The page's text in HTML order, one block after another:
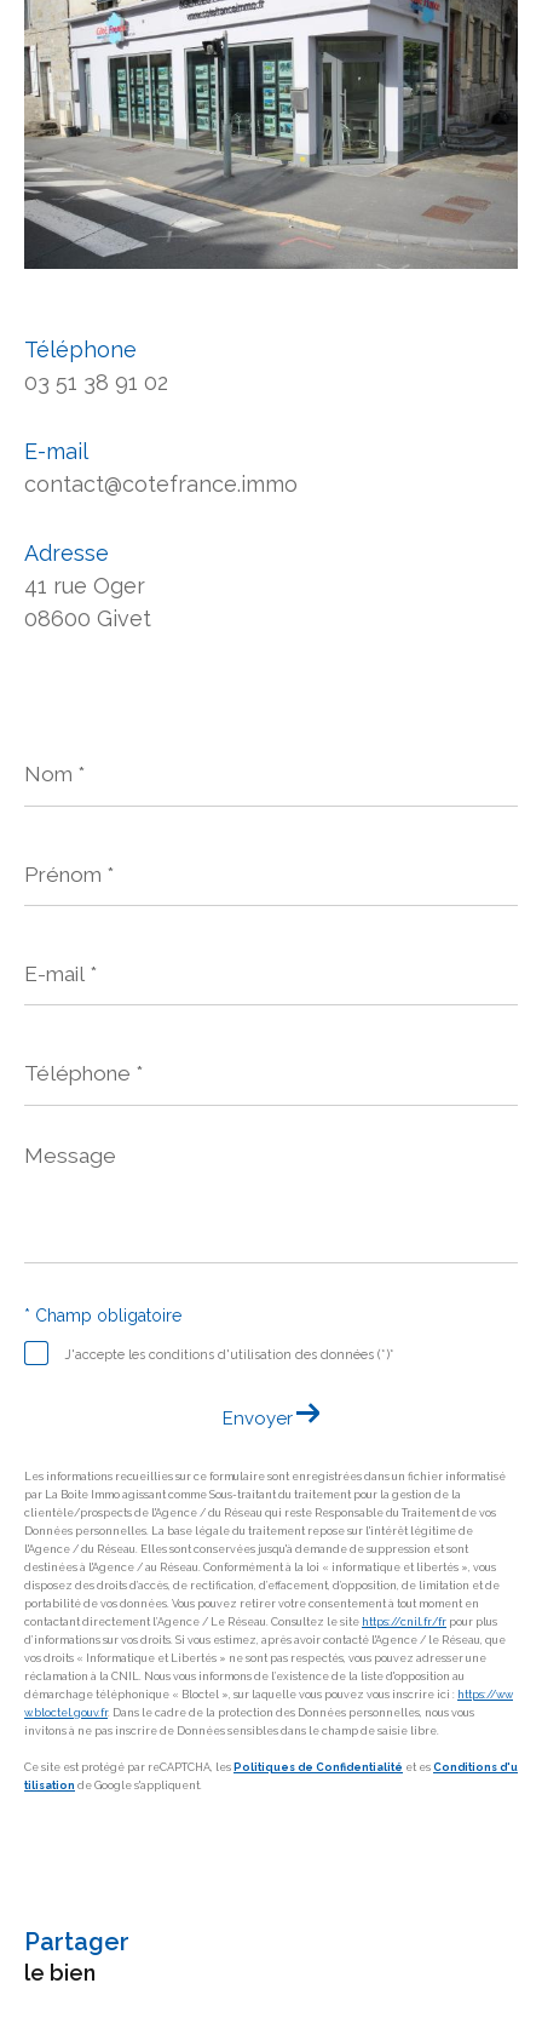
Téléphone
03 51 38 91 02
E-mail
contact@cotefrance.immo
Adresse
41 rue Oger
08600 Givet
*
*
mail
*
Message
*
J'accepte les conditions d'utilisation des données (*)*
* Champ obligatoire
Envoyer
Les informations recueillies sur ce formulaire sont enregistrées dans un fichier informatisé
par La Boite Immo agissant comme Sous-traitant du traitement pour la gestion de la
clientèle/prospects de l'Agence / du Réseau qui reste Responsable du Traitement de vos
Données personnelles. La base légale du traitement repose sur l'intérêt légitime de
l'Agence / du Réseau. Elles sont conservées jusqu'à demande de suppression et sont
destinées à l'Agence / au Réseau. Conformément à la loi « informatique et libertés », vous
disposez des droits d’accès, de rectification, d’effacement, d’opposition, de limitation et de
portabilité de vos données. Vous pouvez retirer votre consentement à tout moment en
contactant directement l’Agence / Le Réseau. Consultez le site https://cnil.fr/fr pour plus
d’informations sur vos droits. Si vous estimez, après avoir contacté l'Agence / le Réseau, que
vos droits « Informatique et Libertés » ne sont pas respectés, vous pouvez adresser une
réclamation à la CNIL. Nous vous informons de l’existence de la liste d'opposition au
démarchage téléphonique « Bloctel », sur laquelle vous pouvez vous inscrire ici : https://ww
w.bloctel.gouv.fr. Dans le cadre de la protection des Données personnelles, nous vous
invitons à ne pas inscrire de Données sensibles dans le champ de saisie libre.
Ce site est protégé par reCAPTCHA, les Politiques de Confidentialité et es Conditions d'u
tilisation de Google s'appliquent.
partager
le bien